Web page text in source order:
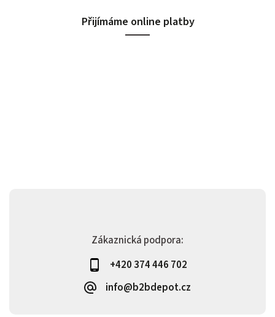
Zákaznická podpora:
+420 374 446 702
info@b2bdepot.cz
Přijímáme online platby